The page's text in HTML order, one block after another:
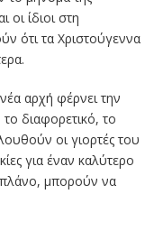
ίδιοι στη
ότι τα Χριστούγεννα
αρχή φέρνει την
διαφορετικό, το
οι γιορτές του
για έναν καλύτερο
πλάνο, μπορούν να